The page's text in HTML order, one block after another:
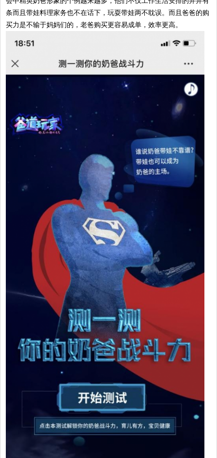
条而且带娃料理家务也不在话下，玩耍带娃两不耽误。而且爸爸的购
买力是不输于妈妈们的，老爸购买更容易成单，效率更高。